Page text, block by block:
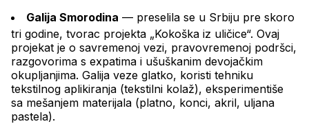
Galija Smorodina — preselila se u Srbiju pre skoro
tri godine, tvorac projekta „Kokoška iz uličice“. Ovaj
projekat je o savremenoj vezi, pravovremenoj podršci,
razgovorima s expatima i ušuškanim devojačkim
okupljanjima. Galija veze glatko, koristi tehniku
tekstilnog aplikiranja (tekstilni kolaž), eksperimentiše
sa mešanjem materijala (platno, konci, akril, uljana
pastela).